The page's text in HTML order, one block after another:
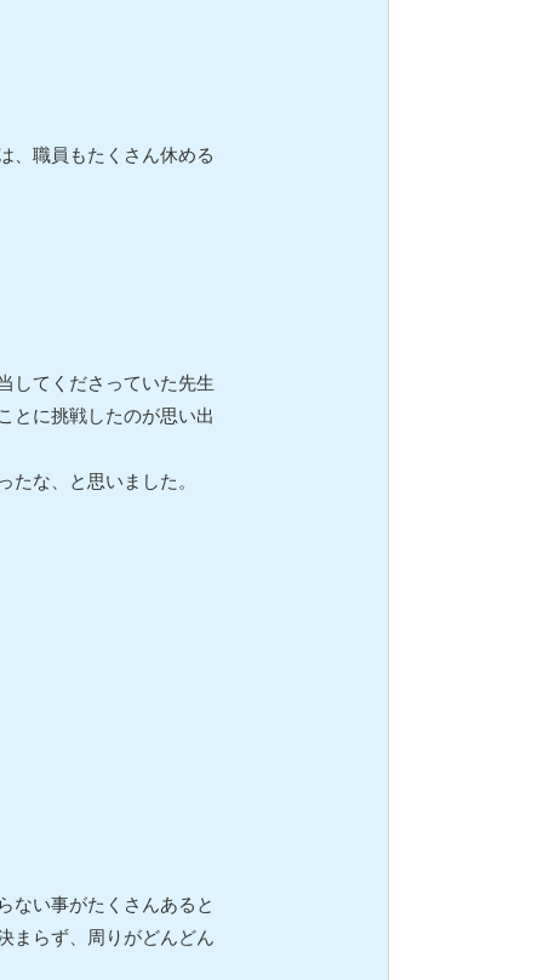
、職員もたくさん休める
してくださっていた先生
とに挑戦したのが思い出
な、と思いました。
ない事がたくさんあると
まらず、周りがどんどん